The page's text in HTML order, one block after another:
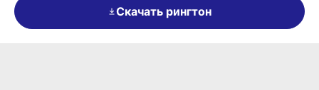
Скачать рингтон